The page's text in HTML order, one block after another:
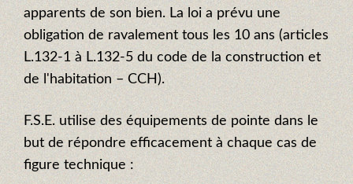
apparents de son bien. La loi a prévu une
obligation de ravalement tous les 10 ans (articles
L.132-1 à L.132-5 du code de la construction et
de l'habitation – CCH).
F.S.E. utilise des équipements de pointe dans le
but de répondre efficacement à chaque cas de
figure technique :